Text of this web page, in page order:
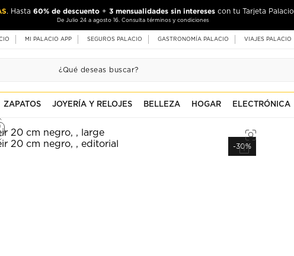
. Hasta 60% de descuento + 3 mensualidades sin intereses con tu Tarjeta Palacio
De Julio 24 a agosto 16. Consulta términos y condiciones
MI PALACIO APP SEGUROS PALACIO GASTRONOMÍA PALACIO VIAJES PALACIO
ZAPATOS JOYERÍA Y RELOJES BELLEZA HOGAR ELECTRÓNICA
-30%